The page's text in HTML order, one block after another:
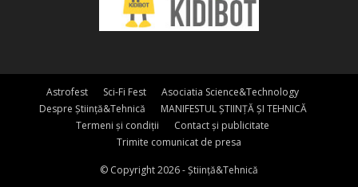
Astrofest Sci-Fi Fest
Asociatia Science&Technology
Despre Știință&Tehnică
MANIFESTUL ȘTIINȚĂ ȘI TEHNICĂ
Termeni și condiții
Contact și publicitate
Trimite comunicat de presa
© Copyright 2026 - Știință&Tehnică